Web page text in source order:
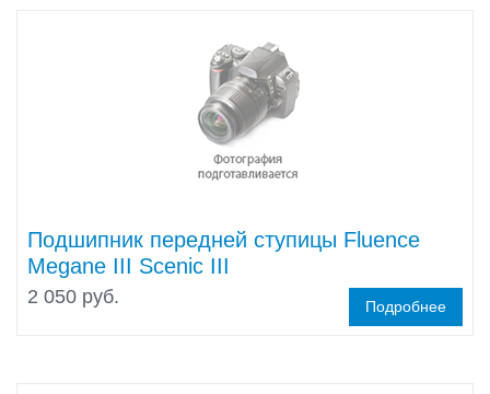
Подшипник передней ступицы Fluence
Megane III Scenic III
2 050 руб. Подробнее